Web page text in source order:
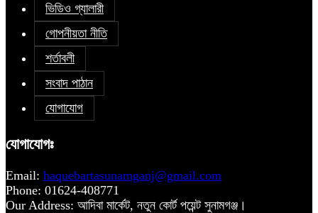
ভিডিও গ্যালারী
গোপনীয়তা নীতি
শর্তাবলী
সংবাদ পাঠান
যোগাযোগ
যোগাযোগঃ
Email: haquebartasunamganj@gmail.com
Phone: 01624-408771
Our Address: আদিবা মার্কেট, নতুন কোর্ট পয়েন্ট সুনামগঞ্জ।